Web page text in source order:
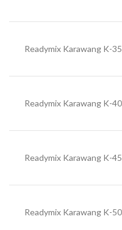
Readymix Karawang K-
Readymix Karawang K-
Readymix Karawang K-
Readymix Karawang K-